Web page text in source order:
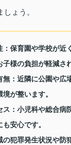
ょう。
保育園や学校が近
様の負担が軽減さ
： 近隣に公園や広
が整います。
： 小児科や総合病
安心です。
の犯罪発生状況や防